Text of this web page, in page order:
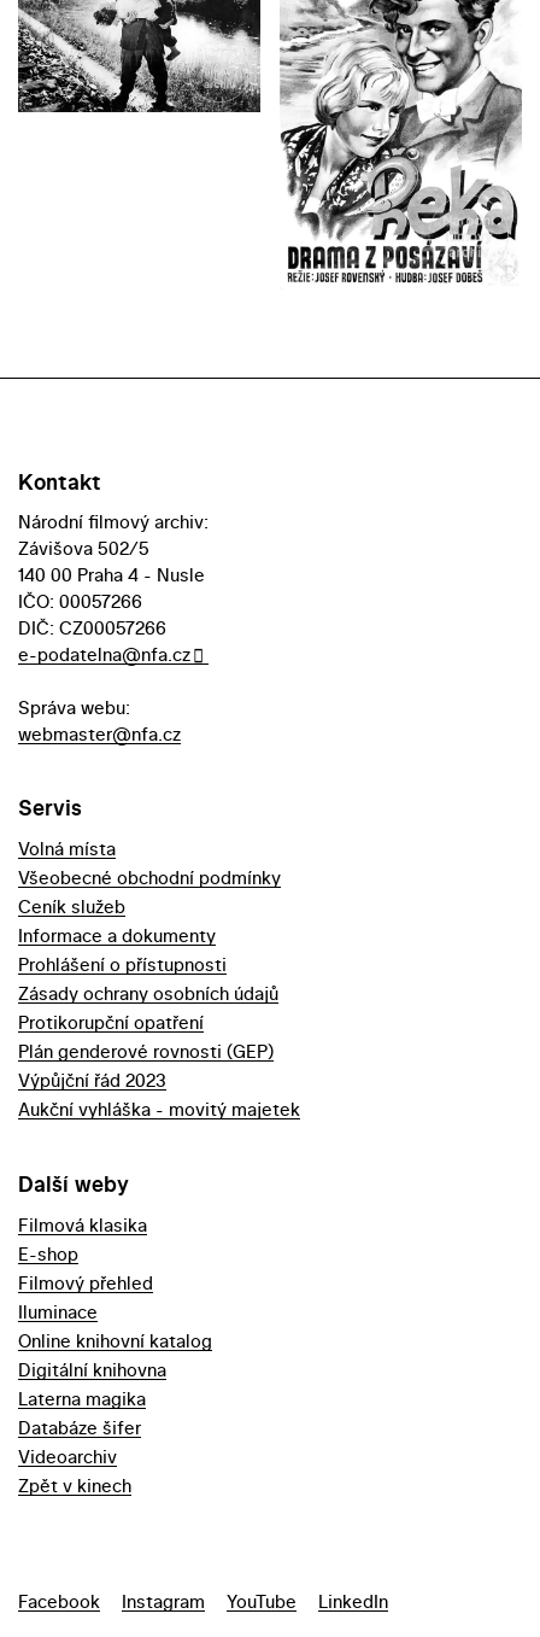
Kontakt
Národní filmový archiv:
Závišova 502/5
140 00 Praha 4 - Nusle
IČO: 00057266
DIČ: CZ00057266
e-podatelna@nfa.cz
Správa webu:
webmaster@nfa.cz
Servis
Volná místa
Všeobecné obchodní podmínky
Ceník služeb
Informace a dokumenty
Prohlášení o přístupnosti
Zásady ochrany osobních údajů
Protikorupční opatření
Plán genderové rovnosti (GEP)
Výpůjční řád 2023
Aukční vyhláška - movitý majetek
Další weby
Filmová klasika
E-shop
Filmový přehled
Iluminace
Online knihovní katalog
Digitální knihovna
Laterna magika
Databáze šifer
Videoarchiv
Zpět v kinech
Facebook Instagram YouTube LinkedIn